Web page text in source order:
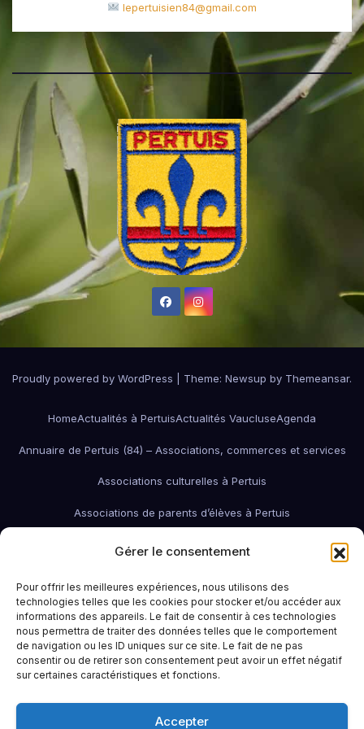
Gérer le consentement
Pour offrir les meilleures expériences, nous utilisons des
technologies telles que les cookies pour stocker et/ou accéder aux
informations des appareils. Le fait de consentir à ces technologies
nous permettra de traiter des données telles que le comportement
de navigation ou les ID uniques sur ce site. Le fait de ne pas
consentir ou de retirer son consentement peut avoir un effet négatif
sur certaines caractéristiques et fonctions.
Accepter
lepertuisien84@gmail.com
Proudly powered by WordPress Theme: Newsup by Themeansar.
HomeActualités à PertuisActualités VaucluseAgenda
Annuaire de Pertuis (84) – Associations, commerces et services
Associations culturelles à Pertuis
Associations de parents d’élèves à Pertuis
Associations de quartier à Pertuis
associations économiques Pertuis
Associations humanitaires et socialesAssociations patriotiques
Associations petite enfanceAssociations sportives de Pertuis
Bars à Pertuis: où sortir et boire un verreContactEmploi